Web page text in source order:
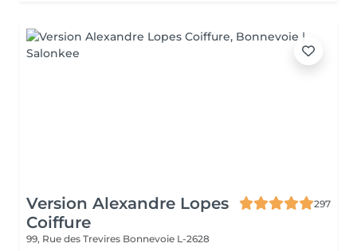
Version Alexandre Lopes
Coiffure
297
99, Rue des Trevires Bonnevoie L-2628